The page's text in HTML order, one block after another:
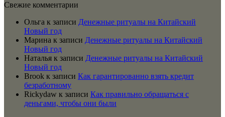
Свежие комментарии
Ольга к записи Денежные ритуалы на Китайский
Новый год
Марина к записи Денежные ритуалы на Китайский
Новый год
Наталья к записи Денежные ритуалы на Китайский
Новый год
Brook к записи Как гарантированно взять кредит
безработному
Rickydaw к записи Как правильно обращаться с
деньгами, чтобы они были